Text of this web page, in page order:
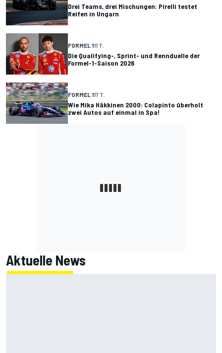
Drei Teams, drei Mischungen: Pirelli testet
Reifen in Ungarn
FORMEL 111 T.
Die Qualifying-, Sprint- und Rennduelle der
Formel-1-Saison 2026
FORMEL 117 T.
Wie Mika Häkkinen 2000: Colapinto überholt
zwei Autos auf einmal in Spa!
Aktuelle News